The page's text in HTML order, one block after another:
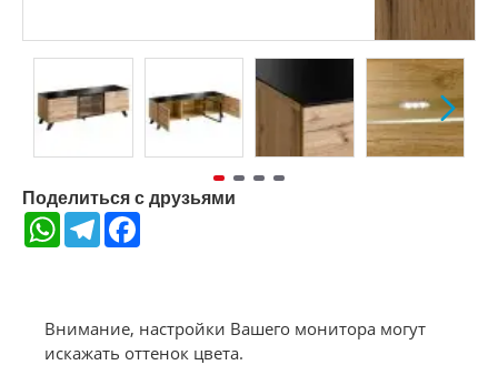
Поделиться с друзьями
WhatsAppTelegram
Внимание, настройки Вашего монитора могут
искажать оттенок цвета.